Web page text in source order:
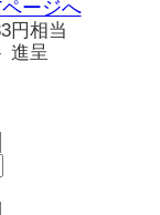
ージへ
円相当
進呈